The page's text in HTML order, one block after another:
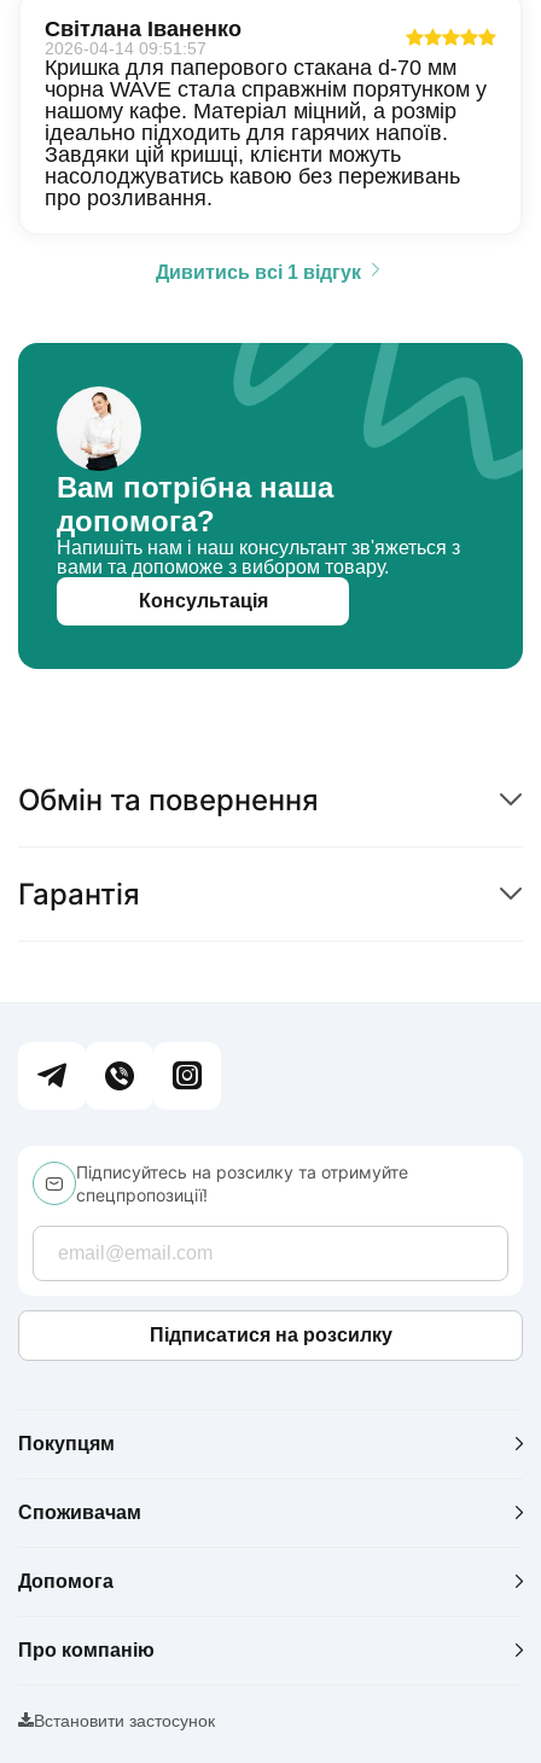
Світлана Іваненко
2026-04-14 09:51:57
Кришка для паперового стакана d-70 мм
чорна WAVE стала справжнім порятунком у
нашому кафе. Матеріал міцний, а розмір
ідеально підходить для гарячих напоїв.
Завдяки цій кришці, клієнти можуть
насолоджуватись кавою без переживань
про розливання.
Дивитись всі 1 відгук
Вам потрібна наша
допомога?
Напишіть нам і наш консультант зв'яжеться з
вами та допоможе з вибором товару.
Консультація
Обмін та повернення
Гарантія
Підписуйтесь на розсилку та отримуйте
спецпропозиції!
Підписатися на розсилку
Покупцям
Споживачам
Допомога
Про компанію
Встановити застосунок